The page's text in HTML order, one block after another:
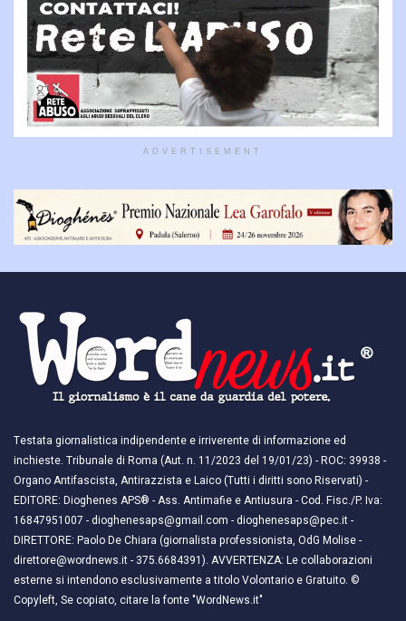
ADVERTISEMENT
Testata giornalistica indipendente e irriverente di informazione ed
inchieste. Tribunale di Roma (Aut. n. 11/2023 del 19/01/23) - ROC: 39938 -
Organo Antifascista, Antirazzista e Laico (Tutti i diritti sono Riservati) -
EDITORE: Dioghenes APS® - Ass. Antimafie e Antiusura - Cod. Fisc./P. Iva:
16847951007 - dioghenesaps@gmail.com - dioghenesaps@pec.it - ​​
DIRETTORE: Paolo De Chiara (giornalista professionista, OdG Molise -
direttore@wordnews.it - ​​375.6684391). AVVERTENZA: Le collaborazioni
esterne si intendono esclusivamente a titolo Volontario e Gratuito. ©
Copyleft, Se copiato, citare la fonte "WordNews.it"